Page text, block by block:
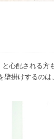
心配される方
壁掛けするのは